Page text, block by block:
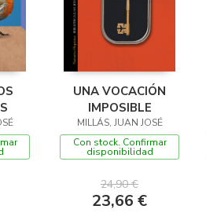
UNA VOCACIÓN
IMPOSIBLE
MILLÁS, JUAN JOSÉ
Con stock. Confirmar
disponibilidad
24,90 €
23,66 €